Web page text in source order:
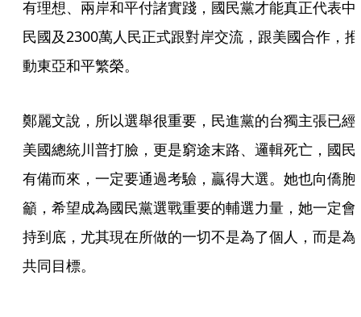
有理想、兩岸和平付諸實踐，國民黨才能真正代表中
民國及2300萬人民正式跟對岸交流，跟美國合作，推
動東亞和平繁榮。
鄭麗文說，所以選舉很重要，民進黨的台獨主張已經
美國總統川普打臉，更是窮途末路、邏輯死亡，國民
有備而來，一定要通過考驗，贏得大選。她也向僑胞
籲，希望成為國民黨選戰重要的輔選力量，她一定會
持到底，尤其現在所做的一切不是為了個人，而是為
共同目標。